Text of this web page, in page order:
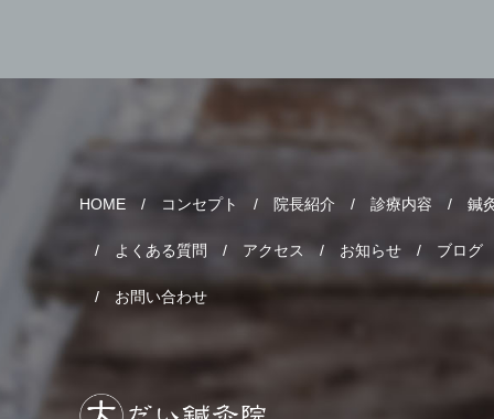
HOME コンセプト 院長紹介 診療内容 鍼
よくある質問 アクセス お知らせ ブログ
お問い合わせ